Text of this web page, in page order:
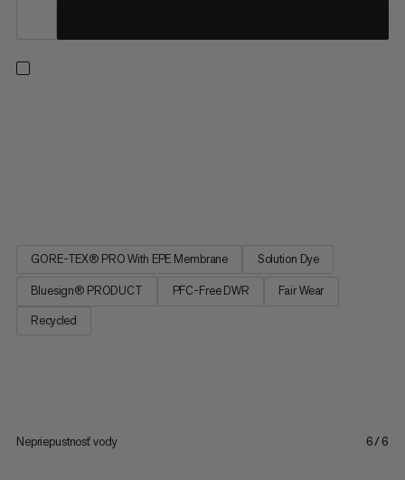
GORE-TEX® PRO With EPE Membrane Solution Dye
Bluesign® PRODUCT PFC-Free DWR
Fair Wear
Recycled
Nepriepustnosť vody 6/6